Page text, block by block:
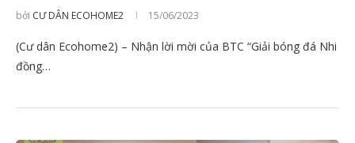
bởi CƯ DÂN ECOHOME2 15/06/2023
(Cư dân Ecohome2) – Nhận lời mời của BTC “Giải bóng đá Nhi
đồng…